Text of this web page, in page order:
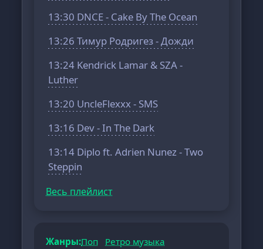
13:30 DNCE - Cake By The Ocean
13:26 Тимур Родригез - Дожди
13:24 Kendrick Lamar & SZA -
Luther
13:20 UncleFlexxx - SMS
13:16 Dev - In The Dark
13:14 Diplo ft. Adrien Nunez - Two
Steppin
Весь плейлист
Жанры:Поп
Ретро музыка